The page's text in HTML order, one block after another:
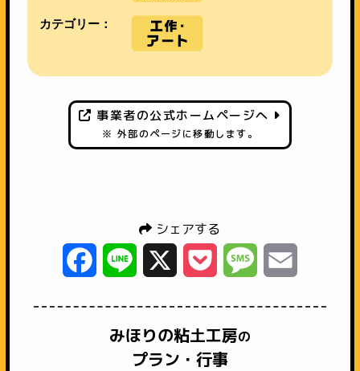
カテゴリー：
事業者の公式ホームページへ
※ 外部のページに移動します。
シェアする
Facebook
Line Pocket Message
みほりの粘土工房の
プラン・行事